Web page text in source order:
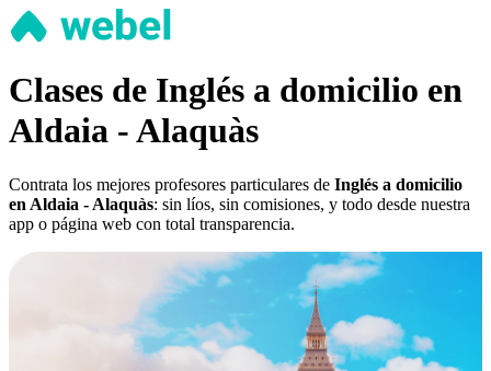
Clases de Inglés a domicilio en
Aldaia - Alaquàs
Contrata los mejores profesores particulares de Inglés a domicilio
en Aldaia - Alaquàs: sin líos, sin comisiones, y todo desde nuestra
app o página web con total transparencia.